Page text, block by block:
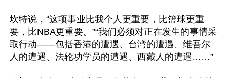
坎特说，“这项事业比我个人更重要，比篮球更重
要，比NBA更重要。”“我们必须对正在发生的事情采
取行动——包括香港的遭遇、台湾的遭遇、维吾尔
人的遭遇、法轮功学员的遭遇、西藏人的遭遇……”